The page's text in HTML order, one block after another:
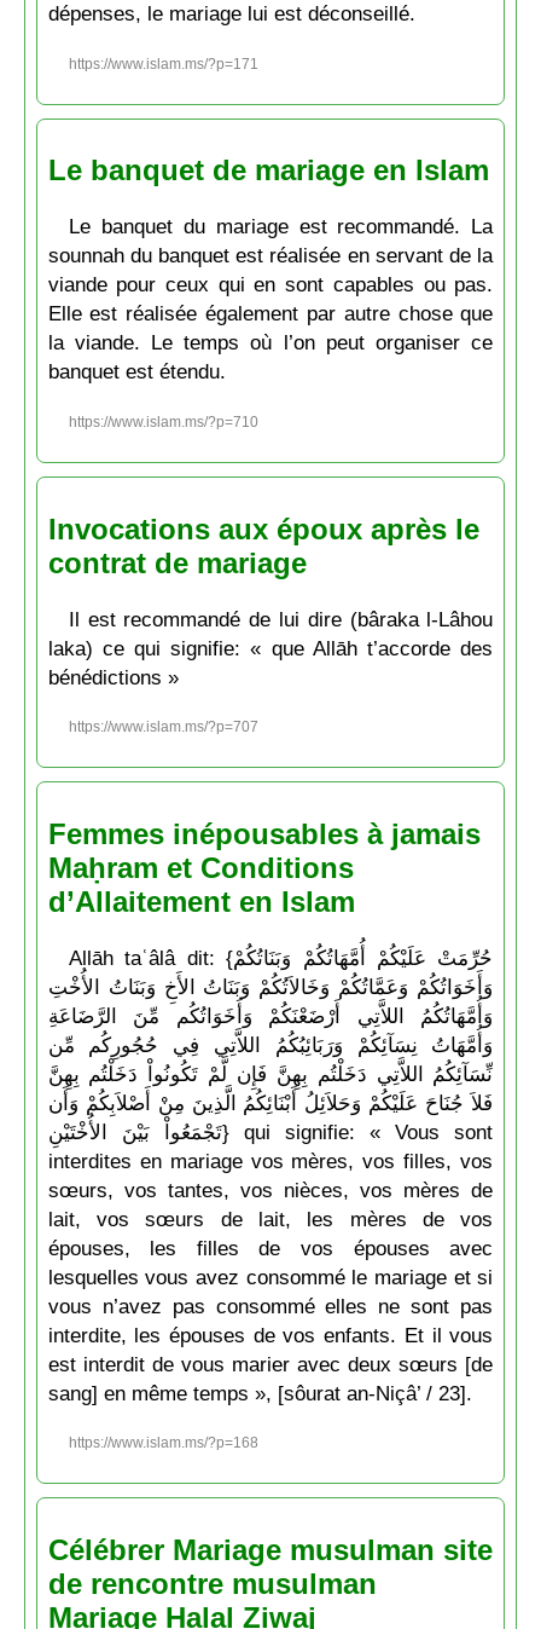
dépenses, le mariage lui est déconseillé.
https://www.islam.ms/?p=171
Le banquet de mariage en Islam
Le banquet du mariage est recommandé. La
sounnah du banquet est réalisée en servant de la
viande pour ceux qui en sont capables ou pas.
Elle est réalisée également par autre chose que
la viande. Le temps où l’on peut organiser ce
banquet est étendu.
https://www.islam.ms/?p=710
Invocations aux époux après le
contrat de mariage
Il est recommandé de lui dire (bâraka l-Lâhou
laka) ce qui signifie: « que Allāh t’accorde des
bénédictions »
https://www.islam.ms/?p=707
Femmes inépousables à jamais
Maḥram et Conditions
d’Allaitement en Islam
Allāh taʿâlâ dit: {حُرِّمَتْ عَلَيْكُمْ أُمَّهَاتُكُمْ وَبَنَاتُكُمْ
وَأَخَوَاتُكُمْ وَعَمَّاتُكُمْ وَخَالاَتُكُمْ وَبَنَاتُ الأَخِ وَبَنَاتُ الأُخْتِ
وَأُمَّهَاتُكُمُ اللاَّتِي أَرْضَعْنَكُمْ وَأَخَوَاتُكُم مِّنَ الرَّضَاعَةِ
وَأُمَّهَاتُ نِسَآئِكُمْ وَرَبَائِبُكُمُ اللاَّتِي فِي حُجُورِكُم مِّن
نِّسَآئِكُمُ اللاَّتِي دَخَلْتُم بِهِنَّ فَإِن لَّمْ تَكُونُواْ دَخَلْتُم بِهِنَّ
فَلاَ جُنَاحَ عَلَيْكُمْ وَحَلاَئِلُ أَبْنَائِكُمُ الَّذِينَ مِنْ أَصْلاَبِكُمْ وَأَن
تَجْمَعُواْ بَيْنَ الأُخْتَيْنِ} qui signifie: « Vous sont
interdites en mariage vos mères, vos filles, vos
sœurs, vos tantes, vos nièces, vos mères de
lait, vos sœurs de lait, les mères de vos
épouses, les filles de vos épouses avec
lesquelles vous avez consommé le mariage et si
vous n’avez pas consommé elles ne sont pas
interdite, les épouses de vos enfants. Et il vous
est interdit de vous marier avec deux sœurs [de
sang] en même temps », [sôurat an-Niçâ’ / 23].
https://www.islam.ms/?p=168
Célébrer Mariage musulman site
de rencontre musulman
Mariage Halal Ziwaj